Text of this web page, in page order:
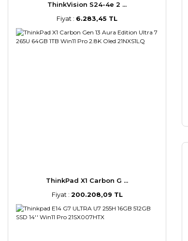
ThinkVision S24-4e 2 ...
Fiyat : 6.283,45 TL
ThinkPad X1 Carbon G ...
Fiyat : 200.208,09 TL